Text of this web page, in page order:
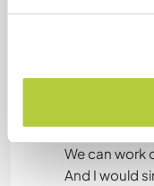
meal
the children
We can work
And I would